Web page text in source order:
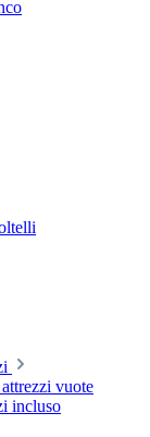
vuote
incluso